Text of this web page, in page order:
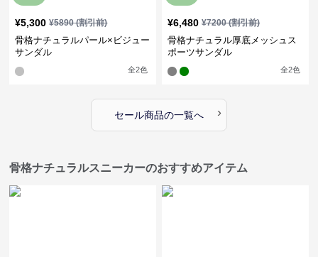
¥5,300 ¥5890(割引前)
骨格ナチュラルパール×ビジュー
サンダル
全2色
¥6,480 ¥7200(割引前)
骨格ナチュラル厚底メッシュス
ポーツサンダル
全2色
セール商品の一覧へ ›
骨格ナチュラルスニーカーのおすすめアイテム